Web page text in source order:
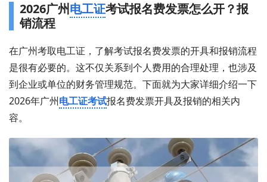
2026广州电工证考试报名费发票怎么开？报
销流程
在广州考取电工证，了解考试报名费发票的开具和报销流程
是很有必要的。这不仅关系到个人费用的合理处理，也涉及
到企业或单位的财务管理规范。下面就为大家详细介绍一下
2026年广州电工证考试报名费发票开具及报销的相关内
容。